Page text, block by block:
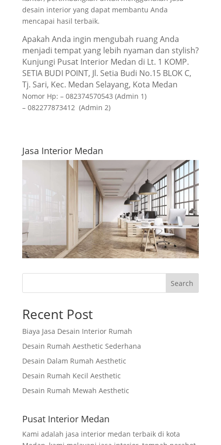
desain interior yang dapat membantu Anda
mencapai hasil terbaik.
Apakah Anda ingin mengubah ruang Anda
menjadi tempat yang lebih nyaman dan stylish?
Kunjungi Pusat Interior Medan di Lt. 1 KOMP.
SETIA BUDI POINT, Jl. Setia Budi No.15 BLOK C,
Tj. Sari, Kec. Medan Selayang, Kota Medan
Nomor Hp: – 082374570543 (Admin 1)
– 082277873412 (Admin 2)
Jasa Interior Medan
Search
Recent Post
Biaya Jasa Desain Interior Rumah
Desain Rumah Aesthetic Sederhana
Desain Dalam Rumah Aesthetic
Desain Rumah Kecil Aesthetic
Desain Rumah Mewah Aesthetic
Pusat Interior Medan
Kami adalah jasa interior medan terbaik di kota